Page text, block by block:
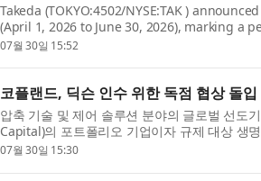
Takeda (TOKYO:4502/NYSE:TAK )
(April 1, 2026 to June 30, 2026), marking a
momentum. Takeda leveraged the resilient
07월 30일 15:52
코플랜드, 딕슨 인수 위한 독점 협상 돌
압축 기술 및 제어 솔루션 분야의 글로벌 선도
Capital)의 포트폴리오 기업이자 규제 대상 생
클라우드 네이티브 소프트웨어 솔루션 제공업체
07월 30일 15:30